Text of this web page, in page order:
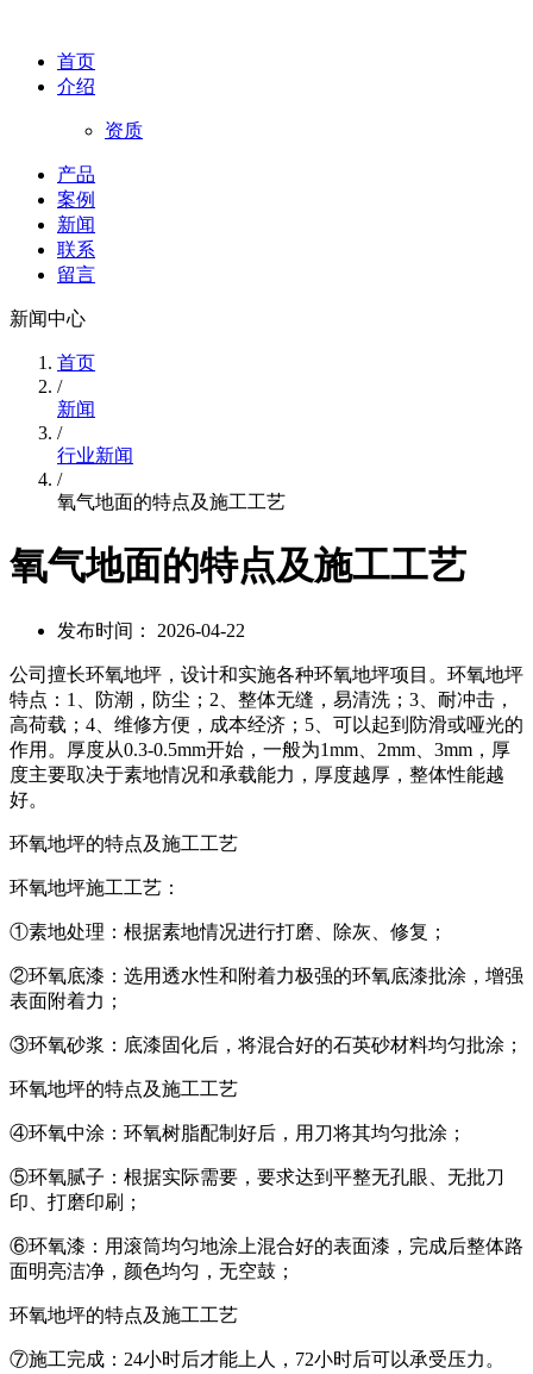
首页
介绍
资质
产品
案例
新闻
联系
留言
新闻中心
首页
/
新闻
/
行业新闻
/
氧气地面的特点及施工工艺
氧气地面的特点及施工工艺
发布时间： 2026-04-22
公司擅长环氧地坪，设计和实施各种环氧地坪项目。环氧地坪
特点：1、防潮，防尘；2、整体无缝，易清洗；3、耐冲击，
高荷载；4、维修方便，成本经济；5、可以起到防滑或哑光的
作用。厚度从0.3-0.5mm开始，一般为1mm、2mm、3mm，厚
度主要取决于素地情况和承载能力，厚度越厚，整体性能越
好。
环氧地坪的特点及施工工艺
环氧地坪施工工艺：
①素地处理：根据素地情况进行打磨、除灰、修复；
②环氧底漆：选用透水性和附着力极强的环氧底漆批涂，增强
表面附着力；
③环氧砂浆：底漆固化后，将混合好的石英砂材料均匀批涂；
环氧地坪的特点及施工工艺
④环氧中涂：环氧树脂配制好后，用刀将其均匀批涂；
⑤环氧腻子：根据实际需要，要求达到平整无孔眼、无批刀
印、打磨印刷；
⑥环氧漆：用滚筒均匀地涂上混合好的表面漆，完成后整体路
面明亮洁净，颜色均匀，无空鼓；
环氧地坪的特点及施工工艺
⑦施工完成：24小时后才能上人，72小时后可以承受压力。